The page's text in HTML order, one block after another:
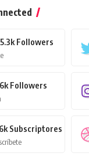
Followers
Followers
Subscriptores